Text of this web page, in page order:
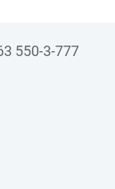
550-3-777